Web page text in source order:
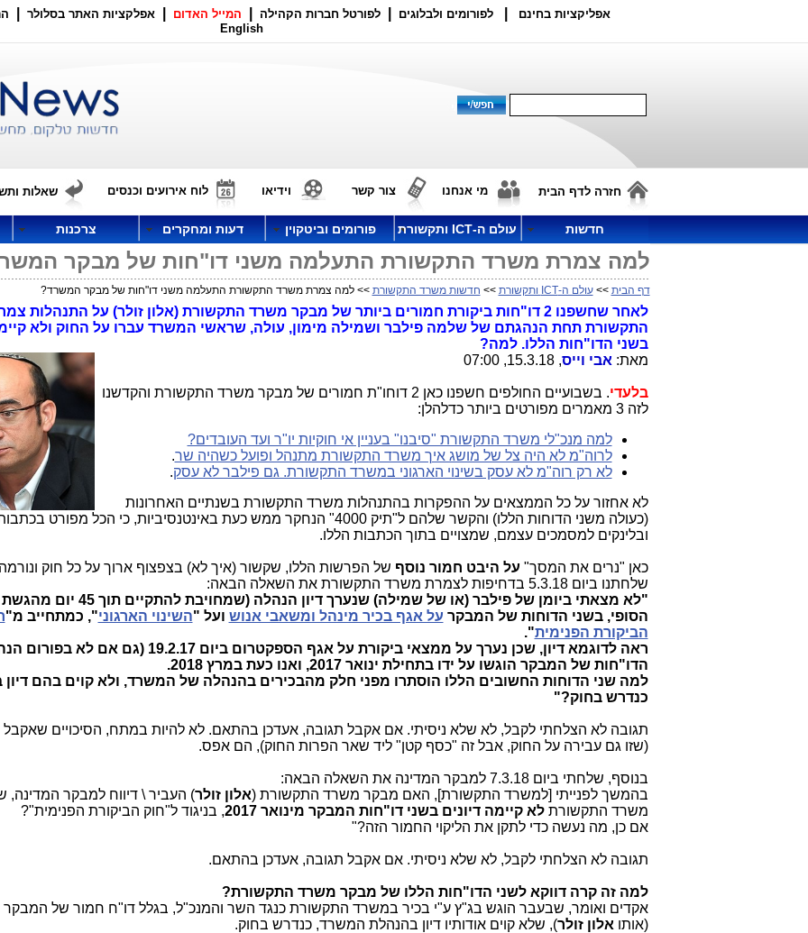
אפליקציות בחינם לפורומים ולבלוגים לפורטל חברות הקהילה המייל האדום אפלקציות האתר בסלולר
English
חזרה לדף הבית מי אנחנו צור קשר וידיאו לוח אירועים וכנסים שאלות
חדשות עולם ה-ICT ותקשורת פורומים וביטקוין דעות ומחקרים צרכנות
למה צמרת משרד התקשורת התעלמה משני דו"חות של מבקר
דף הבית >>עולם ה-ICT ותקשורת >> חדשות משרד התקשורת >> למה צמרת משרד התקשורת התעלמה משני דו"חות של מבקר המשרד?
לאחר שחשפנו 2 דו"חות ביקורת חמורים ביותר של מבקר משרד התקשורת (אלון זולר) על התנהלות
התקשורת תחת הנהגתם של שלמה פילבר ושמילה מימון, עולה, שראשי המשרד עברו על החוק ולא קיימו
בשני הדו"חות הללו. למה?
מאת: אבי וייס, 15.3.18, 07:00
בלעדי
. בשבועיים החולפים חשפנו כאן 2 דוחו"ת חמורים של מבקר משרד התקשורת והקדשנו
לזה 3 מאמרים מפורטים ביותר כדלהלן:
למה מנכ"לי משרד התקשורת "סיבנו" בעניין אי חוקיות יו"ר ועד העובדים?
לרוה"מ לא היה צל של מושג איך משרד התקשורת מתנהל ופועל כשהיה שר.
לא רק רוה"מ לא עסק בשינוי הארגוני במשרד התקשורת. גם פילבר לא עסק.
לא אחזור על כל הממצאים על ההפקרות בהתנהלות משרד התקשורת בשנתיים האחרונות
(כעולה משני הדוחות הללו) והקשר שלהם ל"תיק 4000" הנחקר ממש כעת באינטנסיביות, כי הכל מפורט
ובלינקים למסמכים עצמם, שמצויים בתוך הכתבות הללו.
כאן "נרים את המסך" על היבט חמור נוסף של הפרשות הללו, שקשור (איך לא) בצפצוף ארוך על כל חוק ונורמה,
שלחתנו ביום 5.3.18 בדחיפות לצמרת משרד התקשורת את השאלה הבאה:
"לא מצאתי ביומן של פילבר (או של שמילה) שנערך דיון הנהלה
הסופי, בשני הדוחות של המבקר על אגף בכיר מינהל ומשאבי אנוש ועל "השינוי הארגוני", כמתחייב מ"
הביקורת הפנימית".
ראה לדוגמא דיון, שכן נערך על ממצאי ביקורת על אגף הספקטרום ביום
הדו"חות של המבקר הוגשו על ידו בתחילת ינואר 2017, ואנו כעת במרץ 2018.
למה שני הדוחות החשובים הללו הוסתרו מפני חלק מהבכירים בהנהלה של המשרד, ולא קוים בהם דיון
כנדרש בחוק?"
תגובה לא הצלחתי לקבל, לא שלא ניסיתי. אם אקבל תגובה, אעדכן בהתאם. לא להיות במתח, הסיכויים שאקבל
(שזו גם עבירה על החוק, אבל זה "כסף קטן" ליד שאר הפרות החוק), הם אפס.
בנוסף, שלחתי ביום 7.3.18 למבקר המדינה את השאלה הבאה:
בהמשך לפנייתי [למשרד התקשורת], האם מבקר משרד התקשורת (אלון זולר) העביר \ דיווח למבקר
משרד התקשורתלא קיימה דיונים בשני דו"חות המבקר מינואר 2017
, בניגוד ל"חוק הביקורת הפנימית"?
אם כן, מה נעשה כדי לתקן את הליקוי החמור הזה?"
תגובה לא הצלחתי לקבל, לא שלא ניסיתי. אם אקבל תגובה, אעדכן בהתאם.
למה זה קרה דווקא לשני הדו"חות הללו של מבקר משרד התקשורת?
אקדים ואומר, שבעבר הוגש בג"ץ ע"י בכיר במשרד התקשורת כנגד השר והמנכ"ל, בגלל דו"ח חמור של המבקר
(אותו אלון זולר), שלא קוים אודותיו דיון בהנהלת המשרד, כנדרש בחוק.